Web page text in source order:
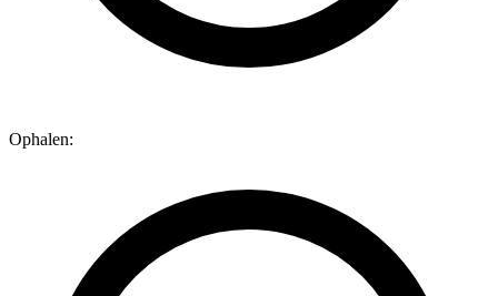
Ophalen: